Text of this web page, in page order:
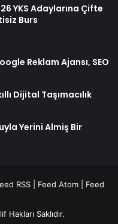
YKS Adaylarına Çifte
Burs
Reklam Ajansı, SEO
Dijital Taşımacılık
Yerini Almiş Bir
RSS Feed Atom
Feed
Saklıdır.